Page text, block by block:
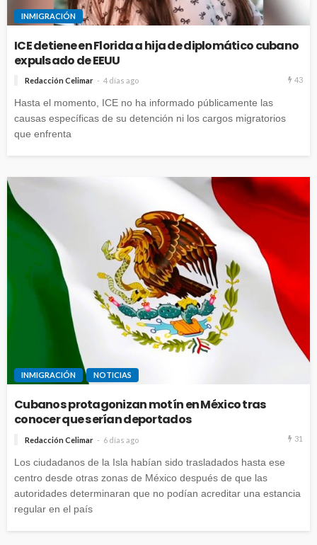
INMIGRACIÓN
ICE detiene en Florida a hija de diplomático cubano
expulsado de EEUU
Redacción Celimar 4 días ago 43
Hasta el momento, ICE no ha informado públicamente las
causas específicas de su detención ni los cargos migratorios
que enfrenta
INMIGRACIÓN NOTICIAS
Cubanos protagonizan motín en México tras
conocer que serían deportados
Redacción Celimar 6 días ago 31
Los ciudadanos de la Isla habían sido trasladados hasta ese
centro desde otras zonas de México después de que las
autoridades determinaran que no podían acreditar una estancia
regular en el país